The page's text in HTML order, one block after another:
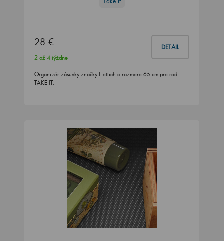
28 € DETAIL
2 až 4 týždne
Organizér zásuvky značky Hettich o rozmere 65 cm pre rad
TAKE IT.